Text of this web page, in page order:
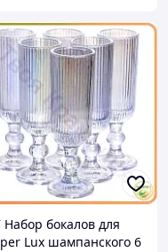
Набор бокалов для
Lux шампанского 6